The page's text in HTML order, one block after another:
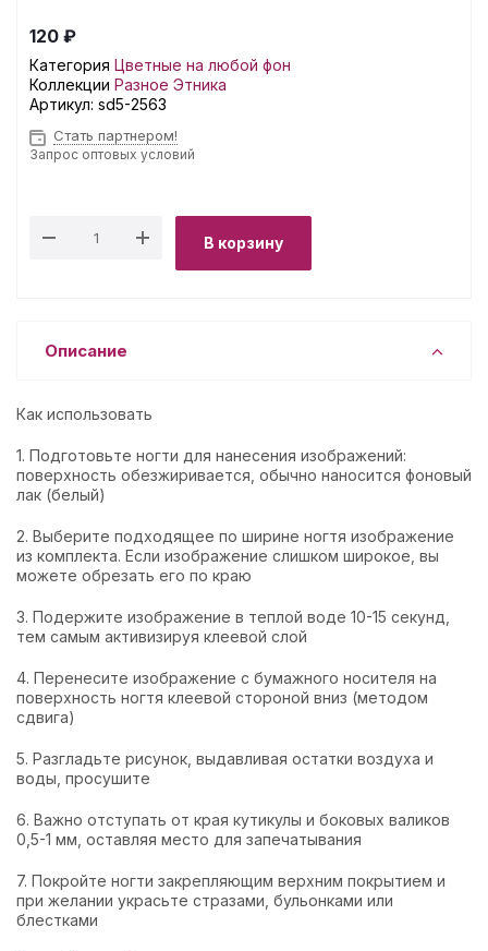
120 ₽
Категория Цветные на любой фон
Коллекции Разное Этника
Артикул: sd5-2563
Стать партнером!
Запрос оптовых условий
В корзину
Описание
Как использовать
1. Подготовьте ногти для нанесения изображений:
поверхность обезжиривается, обычно наносится фоновый
лак (белый)
2. Выберите подходящее по ширине ногтя изображение
из комплекта. Если изображение слишком широкое, вы
можете обрезать его по краю
3. Подержите изображение в теплой воде 10-15 секунд,
тем самым активизируя клеевой слой
4. Перенесите изображение с бумажного носителя на
поверхность ногтя клеевой стороной вниз (методом
сдвига)
5. Разгладьте рисунок, выдавливая остатки воздуха и
воды, просушите
6. Важно отступать от края кутикулы и боковых валиков
0,5-1 мм, оставляя место для запечатывания
7. Покройте ногти закрепляющим верхним покрытием и
при желании украсьте стразами, бульонками или
блестками